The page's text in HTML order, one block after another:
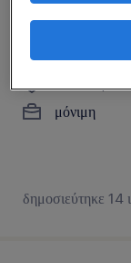
μόνιμη
δημοσιεύτηκε 14